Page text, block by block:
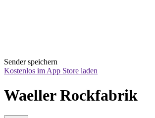
Sender speichern
Kostenlos im App Store laden
Waeller Rockfabrik